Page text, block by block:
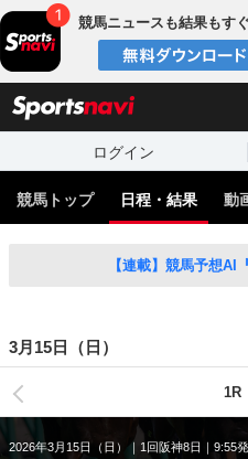
競馬ニュースも結果もす
ログイン
競馬トップ 日程・結果 動
【連載】競馬予想AI
3月15日（日）
2026年3月15日（日） 1回阪神8日 9:55